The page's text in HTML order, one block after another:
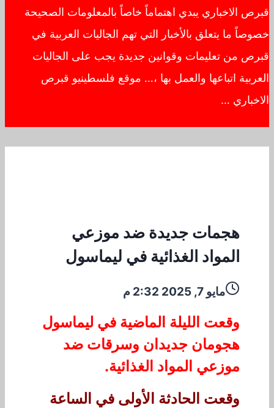
قبرص الاخباري يبدي اهتماماً خاصاً بالمعلومات الصحيحة
خصوصاً ما يتعلق بالأخبار التي تهم الجاليات العربية في
قبرص من تعليمات وقوانين جديدة يجب على الجاليات
العربية اتباعها والعمل بها ،… موقع فلسطينيو قبرص
الاخباري …
هجمات جديدة ضد موزعي
المواد الغذائية في ليماسول
مايو 7, 2025 2:32 م
وقعت الليلة الماضية في ليماسول
هجومان جديدان وسرقات ضد
موزعي المواد الغذائية.
وقعت الحادثة الأولى في الساعة